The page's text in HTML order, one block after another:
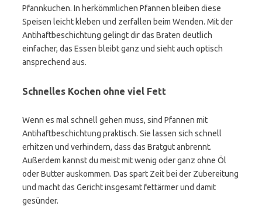
Pfannkuchen. In herkömmlichen Pfannen bleiben diese
Speisen leicht kleben und zerfallen beim Wenden. Mit der
Antihaftbeschichtung gelingt dir das Braten deutlich
einfacher, das Essen bleibt ganz und sieht auch optisch
ansprechend aus.
Schnelles Kochen ohne viel Fett
Wenn es mal schnell gehen muss, sind Pfannen mit
Antihaftbeschichtung praktisch. Sie lassen sich schnell
erhitzen und verhindern, dass das Bratgut anbrennt.
Außerdem kannst du meist mit wenig oder ganz ohne Öl
oder Butter auskommen. Das spart Zeit bei der Zubereitung
und macht das Gericht insgesamt fettärmer und damit
gesünder.